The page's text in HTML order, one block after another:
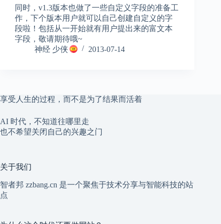
同时，v1.3版本也做了一些自定义字段的准备工
作，下个版本用户就可以自己创建自定义的字
段啦！包括从一开始就有用户提出来的富文本
字段，敬请期待哦~
神经 少侠
2013-07-14
享受人生的过程，而不是为了结果而活着
AI 时代，不知道往哪里走
也不希望关闭自己的兴趣之门
关于我们
智者邦 zzbang.cn 是一个聚焦于技术分享与智能科技的站
点